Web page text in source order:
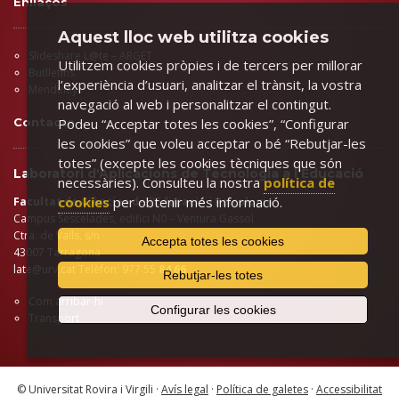
Slideshare L@te – ARGET
Butlletins
Mendeley
Contacte
Laboratori d'Aplicacions de Tecnologia a l'Educació
Facultat de Ciències de l'Educació i Psicologia
Campus Sescelades, edifici N0 – Ventura Gassol
Ctra. de Valls, s/n
43007 Tarragona
late@urv.cat
84 66
Com arribar-hi
Transport
© Universitat Rovira i Virgili · Avís legal · Política de galetes · Accessibilitat
Aquest lloc web utilitza cookies
Utilitzem cookies pròpies i de tercers per millorar
l’experiència d’usuari, analitzar el trànsit, la vostra
navegació al web i personalitzar el contingut.
Podeu “Acceptar totes les cookies”, “Configurar
les cookies” que voleu acceptar o bé “Rebutjar-les
totes” (excepte les cookies tècniques que són
necessàries). Consulteu la nostra política de
cookies per obtenir més informació.
Accepta totes les cookies
Rebutjar-les totes
Configurar les cookies